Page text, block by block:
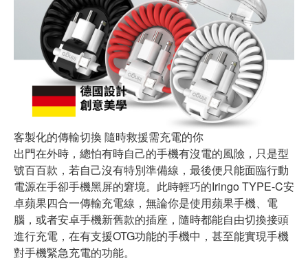
客製化的傳輸切換 隨時救援需充電的你
出門在外時，總怕有時自己的手機有沒電的風險，只是型
號百百款，若自己沒有特別準備線，最後便只能面臨行動
電源在手卻手機黑屏的窘境。此時輕巧的Iringo TYPE-C安
卓蘋果四合一傳輸充電線，無論你是使用蘋果手機、電
腦，或者安卓手機新舊款的插座，隨時都能自由切換接頭
進行充電，在有支援OTG功能的手機中，甚至能實現手機
對手機緊急充電的功能。